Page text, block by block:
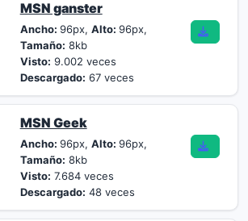
MSN ganster
Ancho: 96px, Alto: 96px,
Tamaño: 8kb
Visto: 9.002 veces
Descargado: 67 veces
MSN Geek
Ancho: 96px, Alto: 96px,
Tamaño: 8kb
Visto: 7.684 veces
Descargado: 48 veces